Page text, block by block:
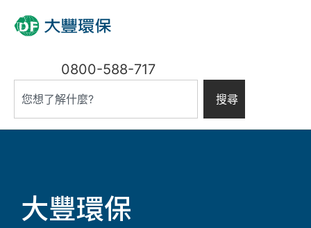
0800-588-717
搜尋
大豐環保